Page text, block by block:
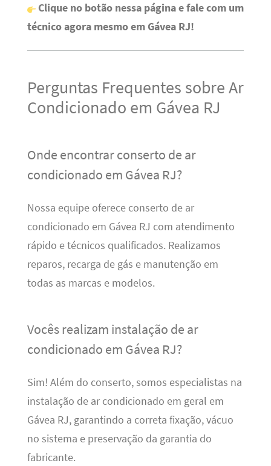
Clique no botão nessa página e fale com um
técnico agora mesmo em Gávea RJ!
Perguntas Frequentes sobre Ar
Condicionado em Gávea RJ
Onde encontrar conserto de ar
condicionado em Gávea RJ?
Nossa equipe oferece conserto de ar
condicionado em Gávea RJ com atendimento
rápido e técnicos qualificados. Realizamos
reparos, recarga de gás e manutenção em
todas as marcas e modelos.
Vocês realizam instalação de ar
condicionado em Gávea RJ?
Sim! Além do conserto, somos especialistas na
instalação de ar condicionado em geral em
Gávea RJ, garantindo a correta fixação, vácuo
no sistema e preservação da garantia do
fabricante.